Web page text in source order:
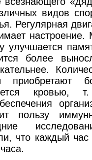
видов
Регулярная
настроение.
улучшается
более
приобретают
кровью,
пользу
что каждый